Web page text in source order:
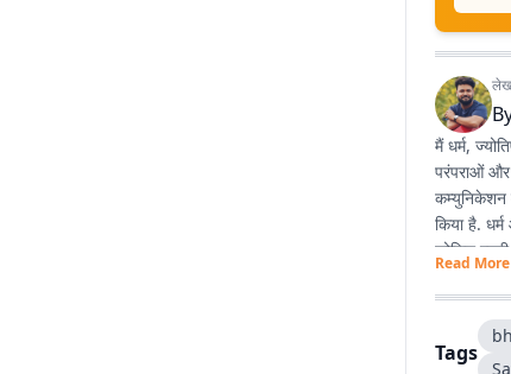
मैं धर्म,
परंपराओं
कम्युनिकेशन
किया है.
कोशिश
Read More
Tags